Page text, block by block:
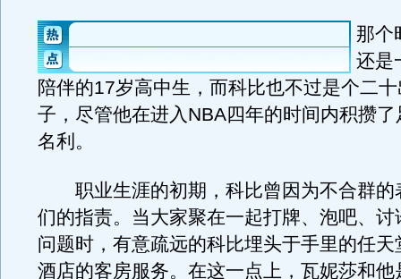
那个
还是
陪伴的17岁高中生，而科比也不过是个二
子，尽管他在进入NBA四年的时间内积攒
名利。
职业生涯的初期，科比曾因为不合群的
们的指责。当大家聚在一起打牌、泡吧、讨
问题时，有意疏远的科比埋头于手里的任天
酒店的客房服务。在这一点上，瓦妮莎和他